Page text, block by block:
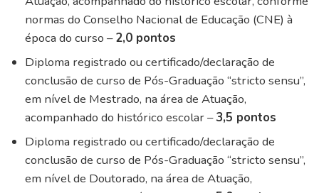
normas do Conselho Nacional de Educação (CNE) à
época do curso –2,0 pontos
Diploma registrado ou certificado/declaração de
conclusão de curso de Pós-Graduação “stricto sensu”,
em nível de Mestrado, na área de Atuação,
acompanhado do histórico escolar –3,5 pontos
Diploma registrado ou certificado/declaração de
conclusão de curso de Pós-Graduação “stricto sensu”,
em nível de Doutorado, na área de Atuação,